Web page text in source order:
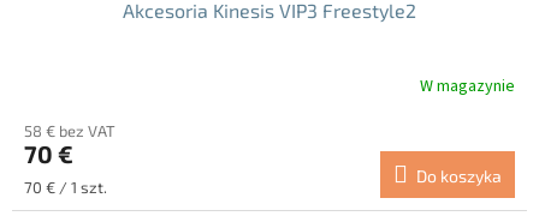
Akcesoria Kinesis VIP3 Freestyle2
produktu
wynosi
5.0
W magazynie
58 € bez VAT
70 €
Cena
jednostkowa:
70 € / 1 szt.
Do koszyka